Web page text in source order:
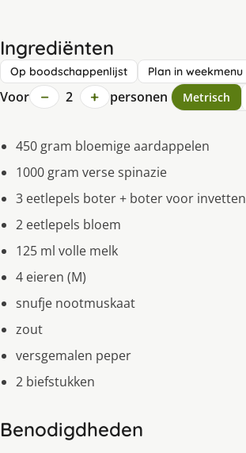
Ingrediënten
Op boodschappenlijst Plan in weekmenu
Voor − 2 + personen Metrisch
450 gram bloemige aardappelen
1000 gram verse spinazie
3 eetlepels boter + boter voor invetten
2 eetlepels bloem
125 ml volle melk
4 eieren (M)
snufje nootmuskaat
zout
versgemalen peper
2 biefstukken
Benodigdheden